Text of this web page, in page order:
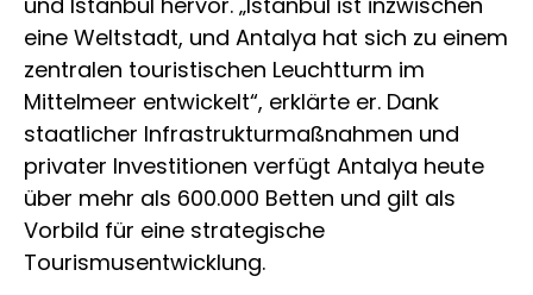
eine Weltstadt, und Antalya hat sich zu einem
zentralen touristischen Leuchtturm im
Mittelmeer entwickelt“, erklärte er. Dank
staatlicher Infrastrukturmaßnahmen und
privater Investitionen verfügt Antalya heute
über mehr als 600.000 Betten und gilt als
Vorbild für eine strategische
Tourismusentwicklung.